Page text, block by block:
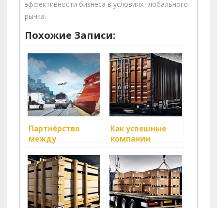
эффективности бизнеса в условиях глобального
рынка.
Похожие Записи:
Партнёрство
между
и
логистическими
компаниями
Как успешные
компании
логистическими
вызовами?